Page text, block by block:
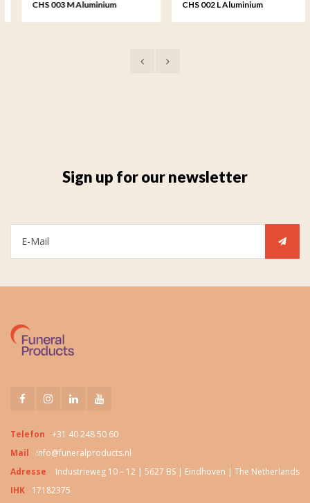
CHS 003 M Aluminium
CHS 002 L Aluminium
Sign up for our newsletter
Telefon
+31 40 248 50 60
Mail
info@funeralproducts.nl
Adresse
Industrieweg 10 – 12 | 5627 BS | Eindhoven | The Netherlands
IHK
17182375